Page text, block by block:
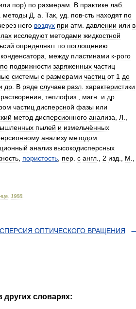
пор) по размерам В практике лаб
методы Д а Так уд пов-сть находят по
него воздух при атм давлении или в
исследуют методами жидкостной
определяют по поглощению
конденсатора между пластинами к-рого
по подвижности заряженных частиц
системы с размерами частиц от 1 до
др В ряде случаев разл характеристики
растворения теплофиз магн и др
частиц дисперсной фазы или
метод дисперсионного анализа Л
пылей и измельчённых
анализу методом
анализ высокодисперсных
пористость пер с англ 2 изд М
1988
ОПТИЧЕСКОГО ВРАЩЕНИЯ
словарях: